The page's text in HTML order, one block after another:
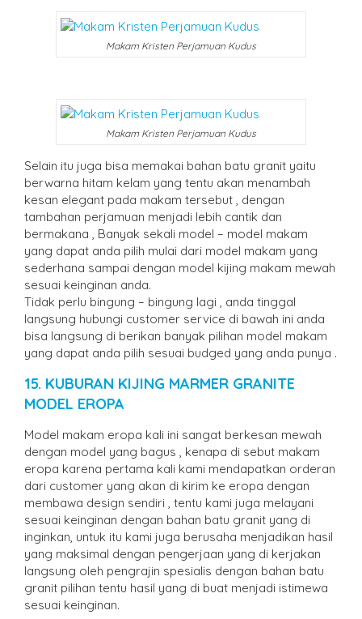
Makam Kristen Perjamuan Kudus
Makam Kristen Perjamuan Kudus
Selain itu juga bisa memakai bahan batu granit yaitu
berwarna hitam kelam yang tentu akan menambah
kesan elegant pada makam tersebut , dengan
tambahan perjamuan menjadi lebih cantik dan
bermakana , Banyak sekali model – model makam
yang dapat anda pilih mulai dari model makam yang
sederhana sampai dengan model kijing makam mewah
sesuai keinginan anda.
Tidak perlu bingung – bingung lagi , anda tinggal
langsung hubungi customer service di bawah ini anda
bisa langsung di berikan banyak pilihan model makam
yang dapat anda pilih sesuai budged yang anda punya .
15. KUBURAN KIJING MARMER GRANITE
MODEL EROPA
Model makam eropa kali ini sangat berkesan mewah
dengan model yang bagus , kenapa di sebut makam
eropa karena pertama kali kami mendapatkan orderan
dari customer yang akan di kirim ke eropa dengan
membawa design sendiri , tentu kami juga melayani
sesuai keinginan dengan bahan batu granit yang di
inginkan, untuk itu kami juga berusaha menjadikan hasil
yang maksimal dengan pengerjaan yang di kerjakan
langsung oleh pengrajin spesialis dengan bahan batu
granit pilihan tentu hasil yang di buat menjadi istimewa
sesuai keinginan.